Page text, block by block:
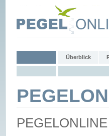
Überblick